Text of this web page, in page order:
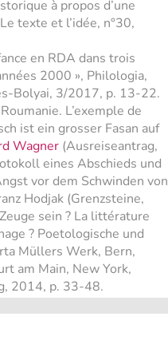
à propos d’une
texte et l’idée, n°30,
en RDA dans trois
2000 », Philologia,
Bolyai, 3/2017, p. 13-22.
L’exemple de
ist ein grosser Fasan auf
Wagner (Ausreiseantrag,
eines Abschieds und
vor dem Schwinden von
Hodjak (Grenzsteine,
sein ? La littérature
? Poetologische und
Müllers Werk, Bern,
am Main, New York,
2014, p. 33-48.